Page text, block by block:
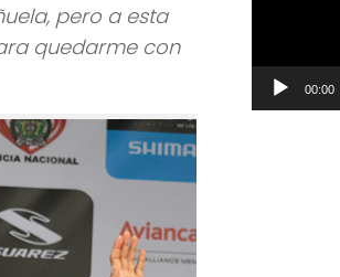
pero a esta
quedarme con
00:00